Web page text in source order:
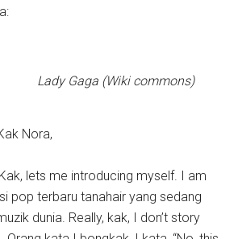
Lady Gaga (Wiki commons)
Nora,
lets me introducing myself. I am
pop terbaru tanahair yang sedang
dunia. Really, kak, I don’t story